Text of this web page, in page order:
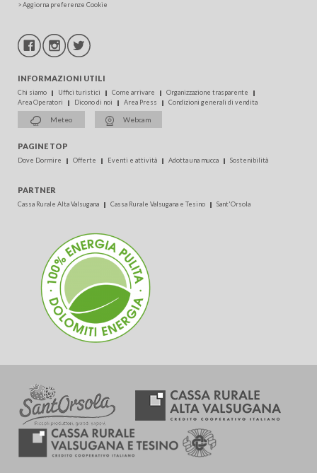
>Aggiorna preferenze Cookie
INFORMAZIONI UTILI
Chi siamo Uffici turistici Come arrivare
Organizzazione trasparente
Area Operatori
Dicono di noi Area Press Condizioni generali di vendita
Meteo Webcam
PAGINE TOP
Dove Dormire Offerte Eventi e attività Adotta una mucca Sostenibilità
PARTNER
Cassa Rurale Alta Valsugana Cassa Rurale Valsugana e Tesino Sant'Orsola